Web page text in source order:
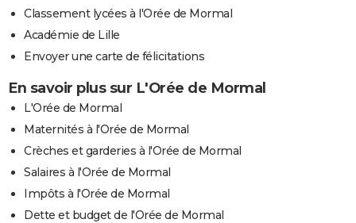
Classement lycées à l'Orée de Mormal
Académie de Lille
Envoyer une carte de félicitations
En savoir plus sur L'Orée de Mormal
L'Orée de Mormal
Maternités à l'Orée de Mormal
Crèches et garderies à l'Orée de Mormal
Salaires à l'Orée de Mormal
Impôts à l'Orée de Mormal
Dette et budget de l'Orée de Mormal